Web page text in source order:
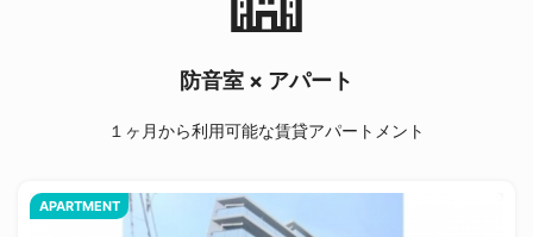
防音室 × アパート
１ヶ月から利用可能な賃貸アパートメント
APARTMENT